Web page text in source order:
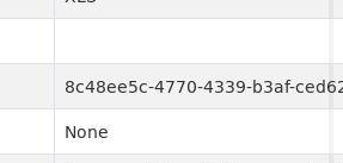
8c48ee5c-4770-4339-b3af-
None